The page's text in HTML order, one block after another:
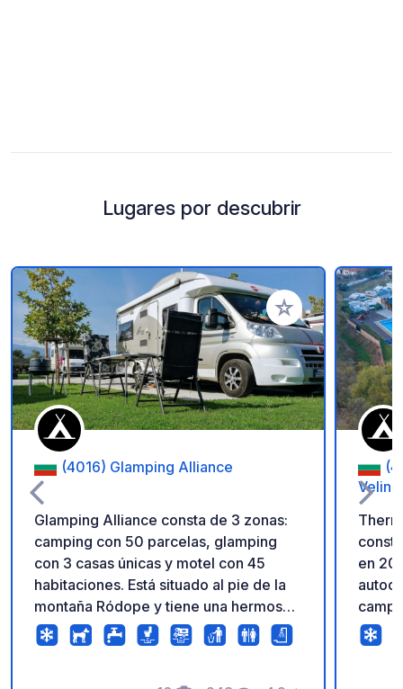
Lugares por descubrir
Añadir a tus
(4016) Glamping Alliance
Glamping Alliance consta de 3 zonas:
camping con 50 parcelas, glamping
con 3 casas únicas y motel con 45
habitaciones. Está situado al pie de la
montaña Ródope y tiene una hermosa
vista a las altas cumbres de las
montañas. Aunque está dentro de los
en
la